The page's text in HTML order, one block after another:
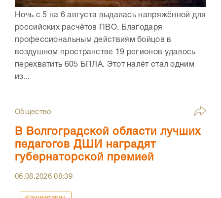
Ночь с 5 на 6 августа выдалась напряжённой для
российских расчётов ПВО. Благодаря
профессиональным действиям бойцов в
воздушном пространстве 19 регионов удалось
перехватить 605 БПЛА. Этот налёт стал одним
из...
Общество
В Волгоградской области лучших
педагогов ДШИ наградят
губернаторской премией
06.08.202608:39